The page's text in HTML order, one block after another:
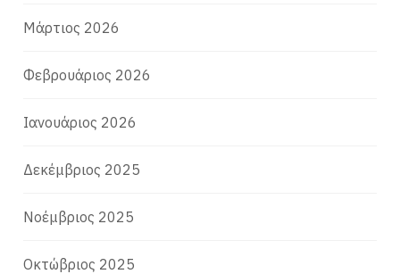
Μάρτιος 2026
Φεβρουάριος 2026
Ιανουάριος 2026
Δεκέμβριος 2025
Νοέμβριος 2025
Οκτώβριος 2025